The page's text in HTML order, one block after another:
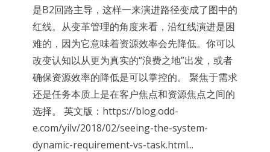
是B2回路主导，这样一来演进路径变成了图中的
红线。从变革管理的角度来看，沿红线演进是困
难的，因为它意味着资源效率会先降低。你可以
改变认知以从更为真实的“浪费之地”出发，或者
确保资源效率的降低是可以掌控的。 聚焦于需求
还是任务本质上是在客户焦点和资源焦点之间的
选择。 英文版：https://blog.odd-
e.com/yilv/2018/02/seeing-the-system-
dynamic-requirement-vs-task.html...